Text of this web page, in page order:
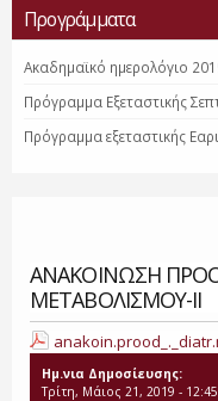
Προγράμματα
Ακαδημαϊκό ημερολόγιο
Πρόγραμμα Εξεταστικής
Πρόγραμμα εξεταστικής
ΑΝΑΚΟΙΝΩΣΗ
ΜΕΤΑΒΟΛΙΣΜΟΥ-ΙΙ
Ημ.νια Δημοσίευσης:
Τρίτη, Μάιος 21, 2019 - 12:45